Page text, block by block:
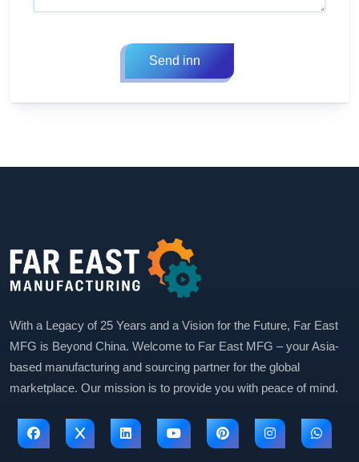
With a Legacy of 25 Years and a Vision for the Future, Far East
MFG is Beyond China. Welcome to Far East MFG – your Asia-
based manufacturing and sourcing partner for the global
marketplace. Our mission is to provide you with peace of mind.